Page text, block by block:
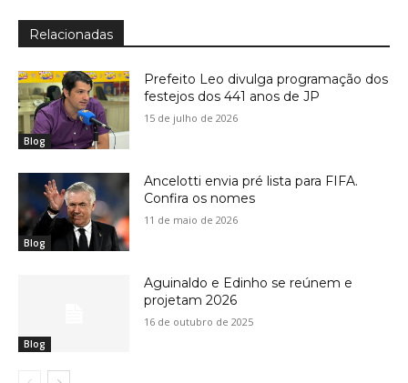
Relacionadas
Blog
Prefeito Leo divulga programação dos
festejos dos 441 anos de JP
15 de julho de 2026
Blog
Ancelotti envia pré lista para FIFA.
Confira os nomes
11 de maio de 2026
Blog
Aguinaldo e Edinho se reúnem e
projetam 2026
16 de outubro de 2025